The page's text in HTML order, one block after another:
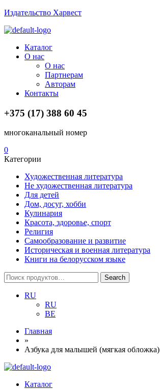
Издательство Харвест
Menu
Каталог
О нас
О нас
Партнерам
Авторам
Контакты
+375 (17) 388 60 45
многоканальный номер
0
Категории
Художественная литература
Не художественная литература
Для детей
Дом, досуг, хобби
Кулинария
Красота, здоровье, спорт
Религия
Самообразование и развитие
Историческая и военная литература
Книги на белорусском языке
Search
for:
Search
RU
RU
BE
Главная
»
Азбука для малышей (мягкая обложка)
Menu
Каталог